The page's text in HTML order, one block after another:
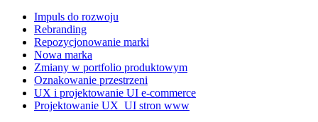
Impuls do rozwoju
Rebranding
Repozycjonowanie marki
Nowa marka
Zmiany w portfolio produktowym
Oznakowanie przestrzeni
UX i projektowanie UI e-commerce
Projektowanie UX_UI stron www